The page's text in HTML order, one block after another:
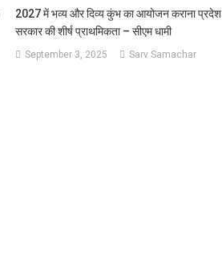
2027 में भव्य और दिव्य कुंभ का आयोजन कराना प्रदेश
सरकार की शीर्ष प्राथमिकता – सीएम धामी
September 3, 2025 Sarv Samachar